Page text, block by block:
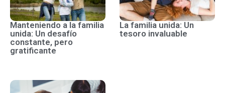
Manteniendo a la familia
unida: Un desafío
constante, pero
gratificante
La familia unida: Un
tesoro invaluable